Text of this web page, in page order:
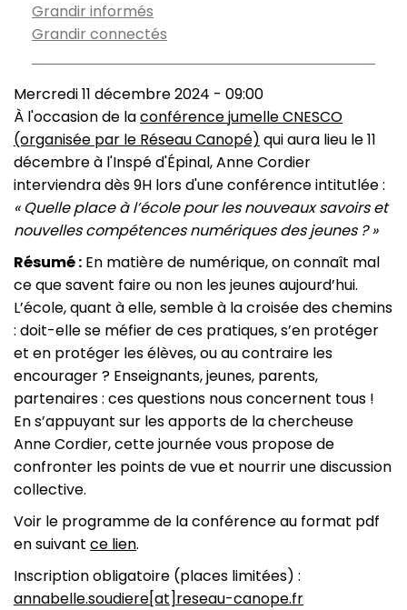
Grandir informés
Grandir connectés
Mercredi 11 décembre 2024 - 09:00
À l'occasion de laconférence jumelle CNESCO
(organisée par le Réseau Canopé) qui aura lieu le 11
décembre à l'Inspé d'Épinal, Anne Cordier
interviendra dès 9H lors d'une conférence intitutlée :
« Quelle place à l’école pour les nouveaux savoirs et
nouvelles compétences numériques des jeunes ? »
Résumé : En matière de numérique, on connaît mal
ce que savent faire ou non les jeunes aujourd’hui.
L’école, quant à elle, semble à la croisée des chemins
: doit-elle se méfier de ces pratiques, s’en protéger
et en protéger les élèves, ou au contraire les
encourager ? Enseignants, jeunes, parents,
partenaires : ces questions nous concernent tous !
En s’appuyant sur les apports de la chercheuse
Anne Cordier, cette journée vous propose de
confronter les points de vue et nourrir une discussion
collective.
Voir le programme de la conférence au format pdf
en suivant ce lien.
Inscription obligatoire (places limitées) :
annabelle.soudiere[at]reseau-canope.fr